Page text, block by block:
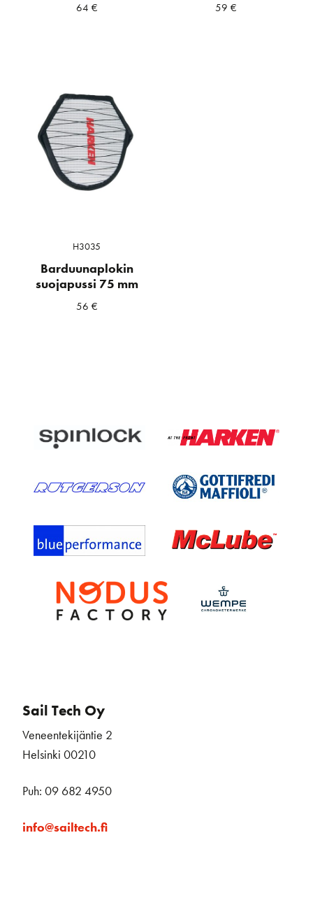
64 € 59€
H3035
Barduunaplokin
suojapussi 75 mm
56 €
Sail Tech Oy
Veneentekijäntie 2
Helsinki 00210
Puh: 09 682 4950
info@sailtech.fi